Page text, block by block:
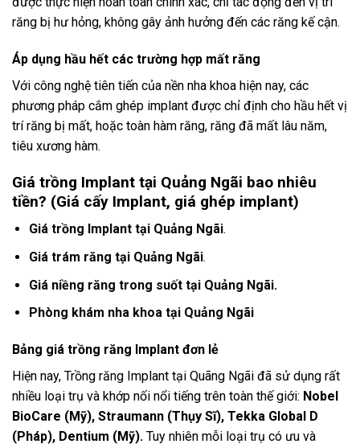
răng bị hư hỏng, không gây ảnh hưởng đến các răng kế cận.
Áp dụng hầu hết các trường hợp mất răng
Với công nghệ tiên tiến của nền nha khoa hiện nay, các
phương pháp cắm ghép implant được chỉ định cho hầu hết vị
trí răng bị mất, hoặc toàn hàm răng, răng đã mất lâu năm,
tiêu xương hàm.
Giá trồng Implant tại Quảng Ngãi bao nhiêu
tiền? (Giá cấy Implant, giá ghép implant)
Giá trồng Implant tại Quảng Ngãi.
Giá trám răng tại Quảng Ngãi.
Giá niềng răng trong suốt tại Quảng Ngãi.
Phòng khám nha khoa tại Quảng Ngãi
Bảng giá trồng răng Implant đơn lẻ
Hiện nay, Trồng răng Implant tại Quãng Ngãi đã sử dụng rất
nhiều loại trụ và khớp nối nổi tiếng trên toàn thế giới: Nobel
BioCare (Mỹ), Straumann (Thụy Sĩ), Tekka Global D
(Pháp), Dentium (Mỹ). Tuy nhiên mỗi loại trụ có ưu và